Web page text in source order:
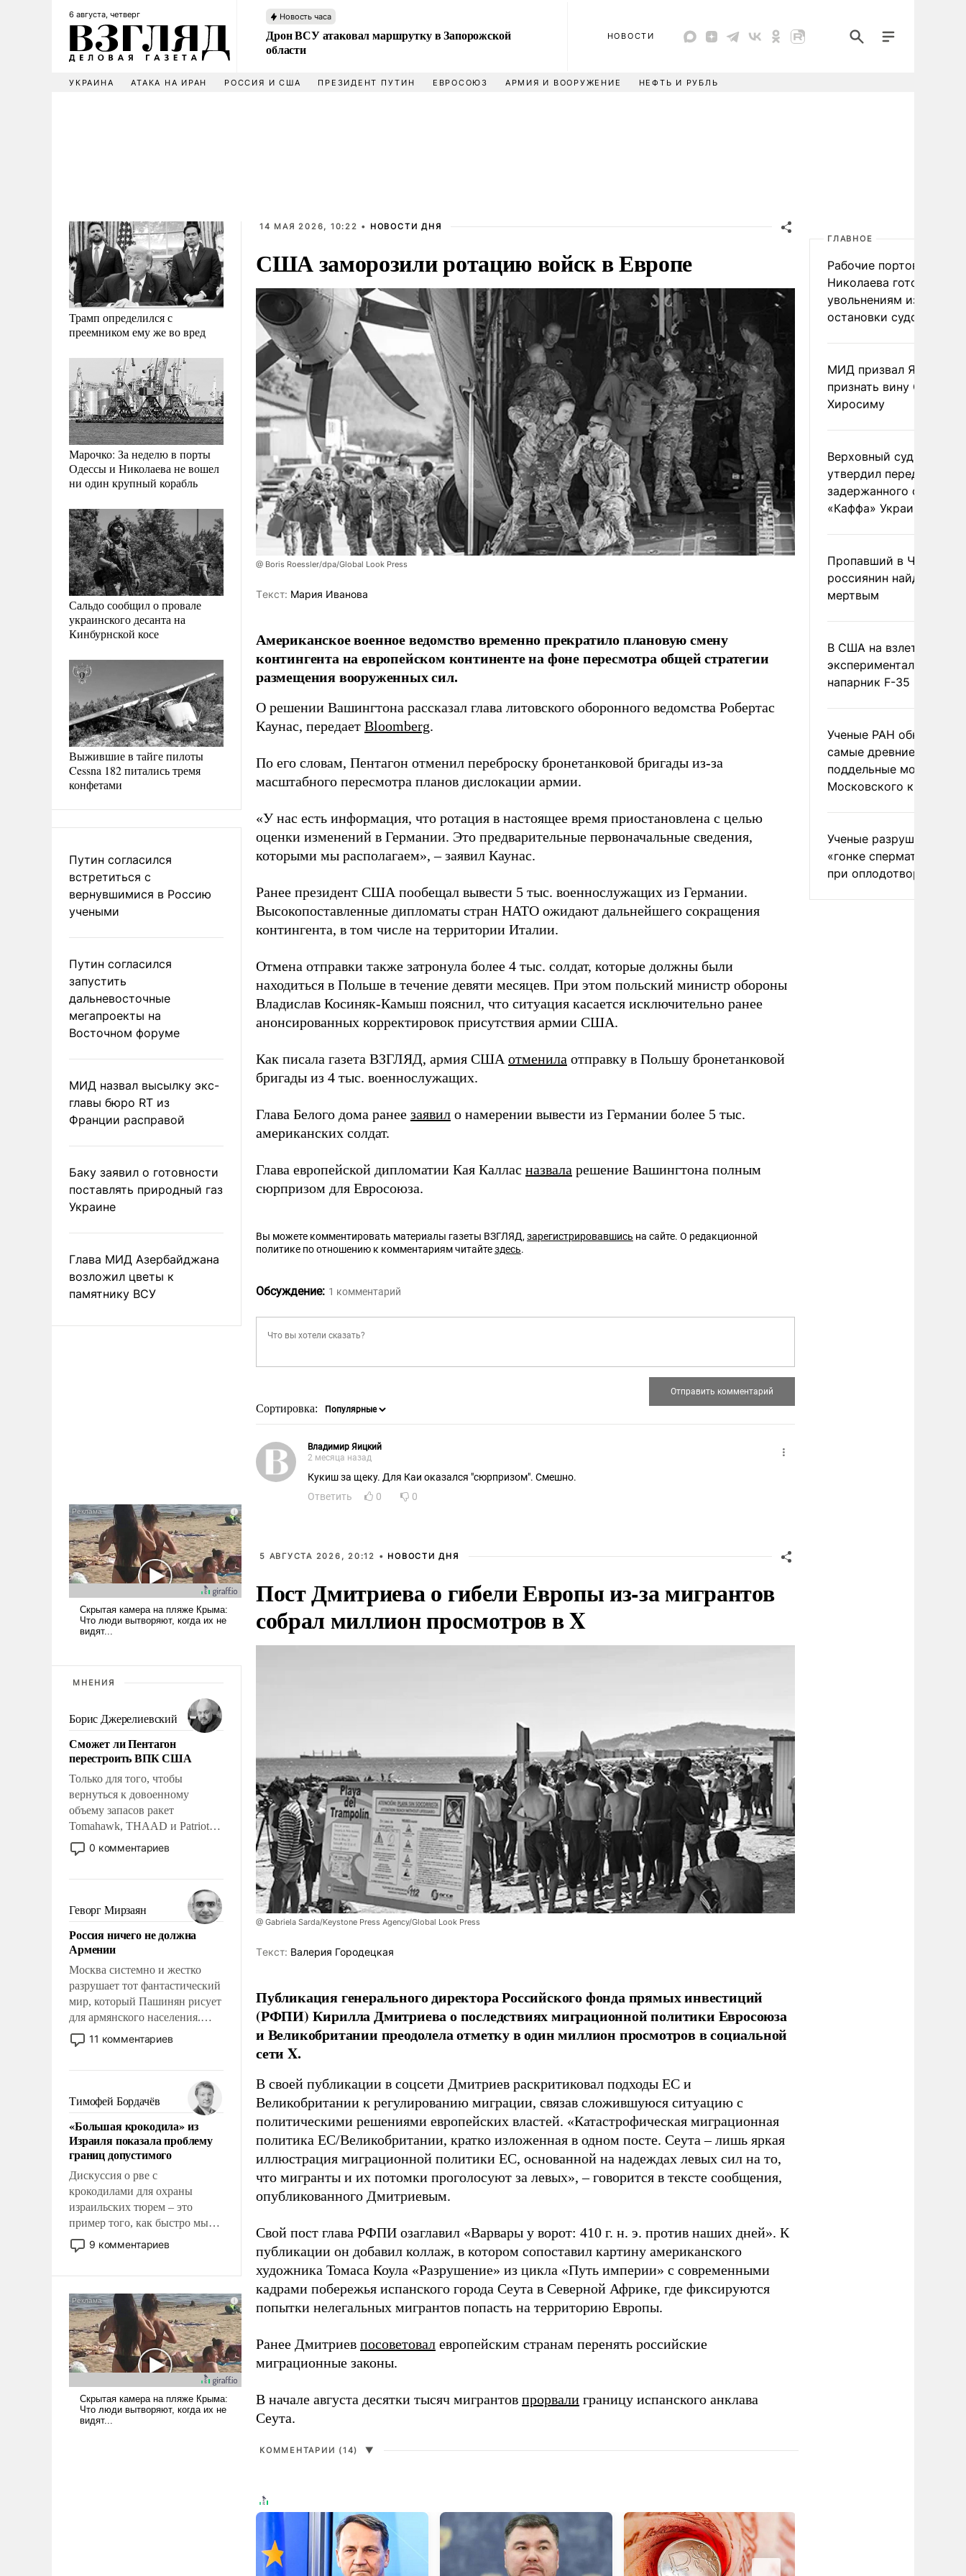
6 августа, четверг Новость часа
Дрон ВСУ атаковал маршрутку в Запорожской
области
НОВОСТИ
УКРАИНА АТАКА НА ИРАН РОССИЯ И США ПРЕЗИДЕНТ ПУТИН ЕВРОСОЮЗ АРМИЯ И ВООРУЖЕНИЕ НЕФТЬ И РУБЛЬ
Трамп определился с
преемником ему же во вред
Марочко: За неделю в порты
Одессы и Николаева не вошел
ни один крупный корабль
Сальдо сообщил о провале
украинского десанта на
Кинбурнской косе
Выжившие в тайге пилоты
Cessna 182 питались тремя
конфетами
Путин согласился
встретиться с
вернувшимися в Россию
учеными
Путин согласился
запустить
дальневосточные
мегапроекты на
Восточном форуме
МИД назвал высылку экс-
главы бюро RT из
Франции расправой
Баку заявил о готовности
поставлять природный газ
Украине
Глава МИД Азербайджана
возложил цветы к
памятнику ВСУ
МНЕНИЯ
Борис Джерелиевский
Сможет ли Пентагон
перестроить ВПК США
Только для того, чтобы
вернуться к довоенному
объему запасов ракет
Tomahawk, THAAD и Patriot
США потребуется более трех
лет. Даже небольшая война с
Сложившаяся ситуация
означает многолетний период
уязвимости США, например,
перед Китаем.
0 комментариев
Геворг Мирзаян
Россия ничего не должна
Армении
Москва системно и жестко
разрушает тот фантастический
мир, который Пашинян рисует
для армянского населения.
Мир, где этому населению все
должны просто по
политические прожекты будут
беспрекословно оплачиваться
за счет российских
налогоплательщиков и где за
свои поступки не нужно
отвечать.
11 комментариев
Тимофей Бордачёв
«Большая крокодила» из
Израиля показала проблему
границ допустимого
Дискуссия о рве с
крокодилами для охраны
израильских тюрем – это
пример того, как быстро мы
двигаемся по пути
революционных изменений.
псевдонаучной фантастики,
стало всерьез обсуждаемой
идеей.
9 комментариев
14 МАЯ 2026, 10:22 • НОВОСТИ ДНЯ
США заморозили ротацию войск в Европе
@ Boris Roessler/dpa/Global Look Press
Tекст: Мария Иванова
Американское военное ведомство временно прекратило плановую смену
контингента на европейском континенте на фоне пересмотра общей стратегии
размещения вооруженных сил.
О решении Вашингтона рассказал глава литовского оборонного ведомства Робертас
Каунас, передает Bloomberg.
По его словам, Пентагон отменил переброску бронетанковой бригады из-за
масштабного пересмотра планов дислокации армии.
«У нас есть информация, что ротация в настоящее время приостановлена с целью
оценки изменений в Германии. Это предварительные первоначальные сведения,
которыми мы располагаем», – заявил Каунас.
Ранее президент США пообещал вывести 5 тыс. военнослужащих из Германии.
Высокопоставленные дипломаты стран НАТО ожидают дальнейшего сокращения
контингента, в том числе на территории Италии.
Отмена отправки также затронула более 4 тыс. солдат, которые должны были
находиться в Польше в течение девяти месяцев. При этом польский министр обороны
Владислав Косиняк-Камыш пояснил, что ситуация касается исключительно ранее
анонсированных корректировок присутствия армии США.
Как писала газета ВЗГЛЯД, армия СШАотменила отправку в Польшу бронетанковой
бригады из 4 тыс. военнослужащих.
Глава Белого дома ранее заявил о намерении вывести из Германии более 5 тыс.
американских солдат.
Глава европейской дипломатии Кая Каллас назвала решение Вашингтона полным
сюрпризом для Евросоюза.
Вы можете комментировать материалы газеты ВЗГЛЯД,зарегистрировавшись на сайте. О редакционной
политике по отношению к комментариям читайтездесь.
Обсуждение: 1 комментарий
Сортировка:
Владимир Яицкий
2 месяца назад
Кукиш за щеку. Для Каи оказался "сюрпризом". Смешно.
Ответить
0 0
5 АВГУСТА 2026, 20:12 • НОВОСТИ ДНЯ
Пост Дмитриева о гибели Европы из-за мигрантов
собрал миллион просмотров в X
@ Gabriela Sarda/Keystone Press Agency/Global Look Press
Tекст: Валерия Городецкая
Публикация генерального директора Российского фонда прямых инвестиций
(РФПИ) Кирилла Дмитриева о последствиях миграционной политики Евросоюза
и Великобритании преодолела отметку в один миллион просмотров в социальной
сети X.
В своей публикации в соцсети Дмитриев раскритиковал подходы ЕС и
Великобритании к регулированию миграции, связав сложившуюся ситуацию с
политическими решениями европейских властей. «Катастрофическая миграционная
политика ЕС/Великобритании, кратко изложенная в одном посте. Сеута – лишь яркая
иллюстрация миграционной политики ЕС, основанной на надеждах левых сил на то,
что мигранты и их потомки проголосуют за левых», – говорится в тексте сообщения,
опубликованного Дмитриевым.
Свой пост глава РФПИ озаглавил «Варвары у ворот: 410 г. н. э. против наших дней». К
публикации он добавил коллаж, в котором сопоставил картину американского
художника Томаса Коула «Разрушение» из цикла «Путь империи» с современными
кадрами побережья испанского города Сеута в Северной Африке, где фиксируются
попытки нелегальных мигрантов попасть на территорию Европы.
Ранее Дмитриев посоветовал европейским странам перенять российские
миграционные законы.
В начале августа десятки тысяч мигрантов прорвали границу испанского анклава
Сеута.
КОММЕНТАРИИ (14) ▼
ГЛАВНОЕ
Рабочие портов
Николаева готовятся к
увольнениям из-за
остановки судоходства
МИД призвал Японию
признать вину США за
Хиросиму
Верховный суд Швеции
утвердил передачу
задержанного
«Каффа» Украине
Пропавший в
россиянин найден
мертвым
В США на взлете
экспериментальный
напарник F-35
Ученые РАН
самые древние
поддельные монеты
Московского
Ученые разрушили миф
«гонке
при оплодотворении